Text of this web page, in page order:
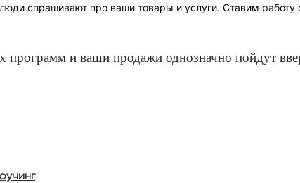
спрашивают про ваши товары и услуги. Ставим работу
программ и ваши продажи однозначно пойдут